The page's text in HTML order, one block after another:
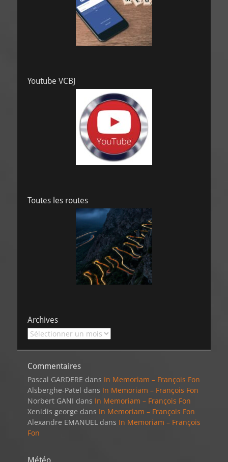
Youtube VCBJ
Toutes les routes
Archives
Archives
Commentaires
Pascal GARDERE dans In Memoriam – François Fon
Alsberghe-Patel dans In Memoriam – François Fon
Norbert GANI dans In Memoriam – François Fon
Xenidis george dans In Memoriam – François Fon
Alexandre EMANUEL dans In Memoriam – François
Fon